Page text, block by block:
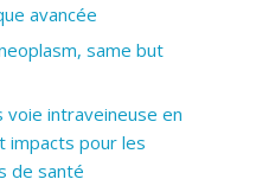
avancée
same but
voie intraveineuse en
impacts pour les
de santé